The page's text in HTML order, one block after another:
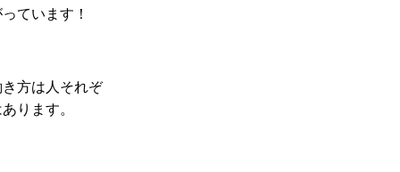
ています！
方は人それぞ
ります。